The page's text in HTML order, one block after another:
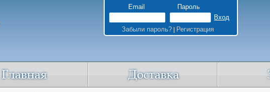
Email Пароль
Забыли пароль?| Регистрация